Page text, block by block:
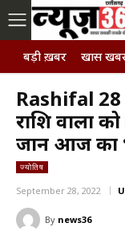
बड़ी ख़बर खास
Rashifal
राशि वालों
जानें आज का
ज्योतिष
September 28, 2022
By news36